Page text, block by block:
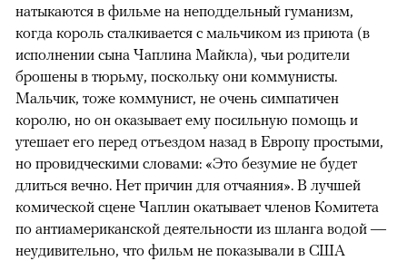
натыкаются в фильме на неподдельный гуманизм,
когда король сталкивается с мальчиком из приюта (в
исполнении сына Чаплина Майкла), чьи родители
брошены в тюрьму, поскольку они коммунисты.
Мальчик, тоже коммунист, не очень симпатичен
королю, но он оказывает ему посильную помощь и
утешает его перед отъездом назад в Европу простыми,
но провидческими словами: «Это безумие не будет
длиться вечно. Нет причин для отчаяния». В лучшей
комической сцене Чаплин окатывает членов Комитета
по антиамериканской деятельности из шланга водой —
неудивительно, что фильм не показывали в США